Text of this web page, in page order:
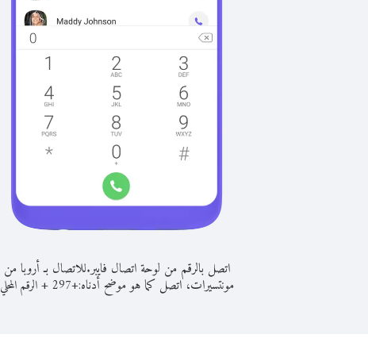
اتصل بالرقم من لوحة اتصال فايبر.للاتصال بـ أروبا من
مونتسيرات، اتصل كما هو موضح أدناه:+
297
+الرقم المحلي